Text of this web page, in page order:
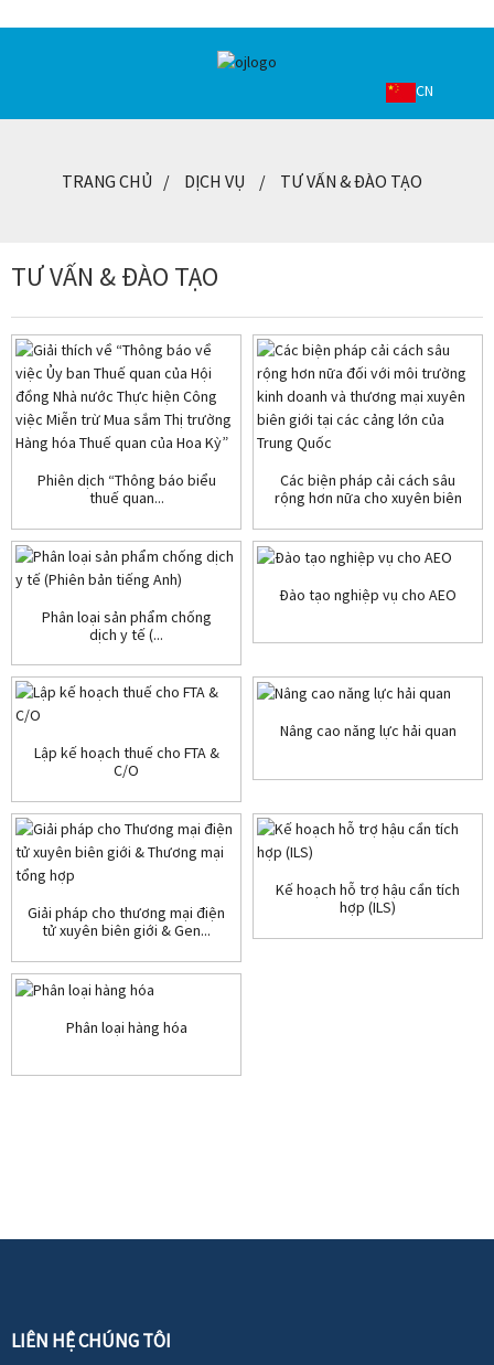
CN
TRANG CHỦ DỊCH VỤ TƯ VẤN & ĐÀO TẠO
TƯ VẤN & ĐÀO TẠO
Phiên dịch “Thông báo biểu
thuế quan...
Các biện pháp cải cách sâu
rộng hơn nữa cho xuyên biên
Phân loại sản phẩm chống
dịch y tế (...
Đào tạo nghiệp vụ cho AEO
Lập kế hoạch thuế cho FTA &
C/O
Nâng cao năng lực hải quan
Giải pháp cho thương mại điện
tử xuyên biên giới & Gen...
Kế hoạch hỗ trợ hậu cần tích
hợp (ILS)
Phân loại hàng hóa
LIÊN HỆ CHÚNG TÔI